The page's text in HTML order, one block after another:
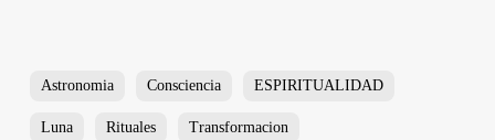
Astronomia Consciencia ESPIRITUALIDAD
Luna Rituales Transformacion